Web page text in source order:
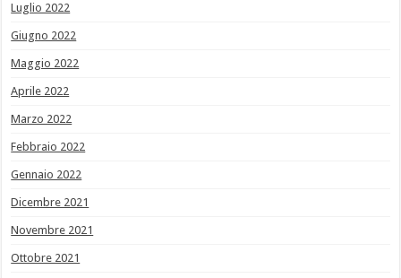
Luglio 2022
Giugno 2022
Maggio 2022
Aprile 2022
Marzo 2022
Febbraio 2022
Gennaio 2022
Dicembre 2021
Novembre 2021
Ottobre 2021